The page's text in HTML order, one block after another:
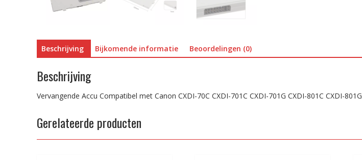
Beschrijving Bijkomende informatie Beoordelingen (0)
Beschrijving
Vervangende Accu Compatibel met Canon CXDI-70C CXDI-701C CXDI-701G CXDI-801C CXDI-801G
Gerelateerde producten